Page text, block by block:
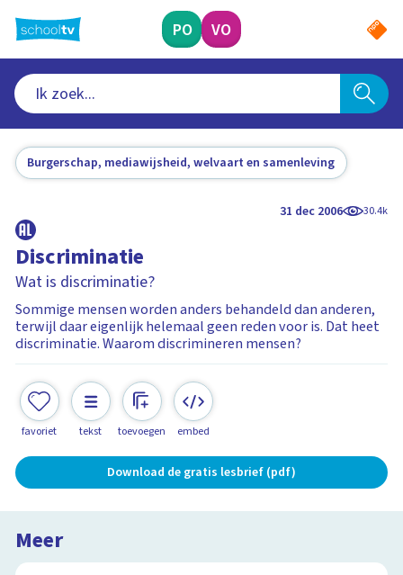
naar
hoofdinhoud
PO VO
Burgerschap, mediawijsheid, welvaart en samenleving
31 dec 2006 30.4k
Discriminatie
Wat is discriminatie?
Sommige mensen worden anders behandeld dan anderen,
terwijl daar eigenlijk helemaal geen reden voor is. Dat heet
discriminatie. Waarom discrimineren mensen?
favoriet tekst toevoegen embed
Download de gratis lesbrief (pdf)
Meer